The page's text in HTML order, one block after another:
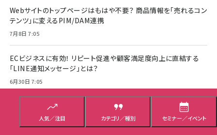
人気／注目 カテゴリ／種別 セミナー／イベント
Webサイトのトップページはもはや不要？ 商品情報を「売れるコン
テンツ」に変えるPIM/DAM連携
7月8日 7:05
ECビジネスに有効！ リピート促進や顧客満足度向上に直結する
「LINE通知メッセージ」とは？
6月30日 7:05
AI活用でWebサイトを優秀な営業担当者へ。BtoBサイト制作「5
つの新基準」とは？
6月24日 7:05